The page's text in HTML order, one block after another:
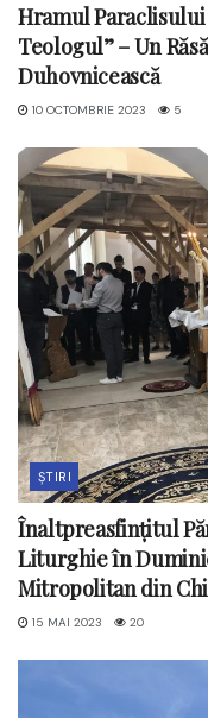
Hramul
Teologul” – Un
Duhovnicească
10 OCTOMBRIE 2023 5
ȘTIRI
Înaltpreasfințitul
Liturghie în
Mitropolitan din
15 MAI 2023 20